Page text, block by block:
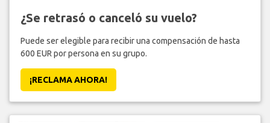
¿Se retrasó o canceló su vuelo?
Puede ser elegible para recibir una compensación de hasta
600 EUR por persona en su grupo.
¡RECLAMA AHORA!